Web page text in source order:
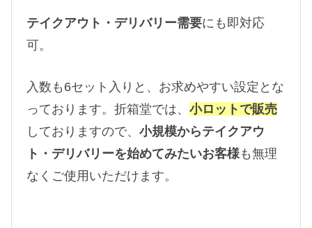
テイクアウト・デリバリー需要にも即対応
可。
入数も6セット入りと、お求めやすい設定とな
っております。折箱堂では、 小ロットで販売
しておりますので、 小規模からテイクアウ
ト・デリバリーを始めてみたいお客様も無理
なくご使用いただけます。